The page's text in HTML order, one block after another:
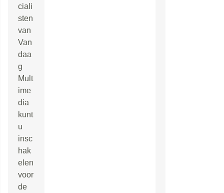
ciali
sten
van
Van
daa
g
Mult
ime
dia
kunt
u
insc
hak
elen
voor
de